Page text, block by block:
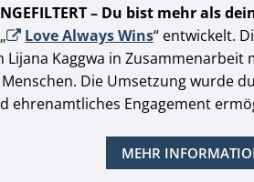
– Du bist mehr als
Love Always Wins“ entwickelt.
Kaggwa in Zusammenarbeit
Die Umsetzung wurde
ehrenamtliches Engagement
MEHR